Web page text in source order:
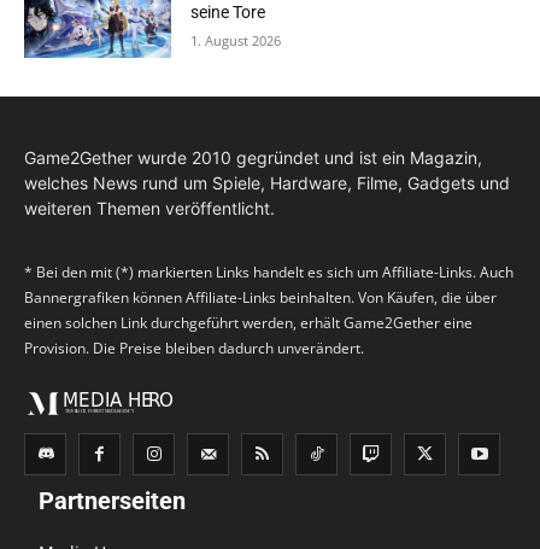
seine Tore
1. August 2026
Game2Gether wurde 2010 gegründet und ist ein Magazin,
welches News rund um Spiele, Hardware, Filme, Gadgets und
weiteren Themen veröffentlicht.
* Bei den mit (*) markierten Links handelt es sich um Affiliate-Links. Auch
Bannergrafiken können Affiliate-Links beinhalten. Von Käufen, die über
einen solchen Link durchgeführt werden, erhält Game2Gether eine
Provision. Die Preise bleiben dadurch unverändert.
Partnerseiten